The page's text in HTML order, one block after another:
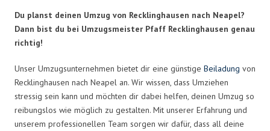
Du planst deinen Umzug von Recklinghausen nach Neapel?
Dann bist du bei Umzugsmeister Pfaff Recklinghausen genau
richtig!
Unser Umzugsunternehmen bietet dir eine günstige Beiladung von
Recklinghausen nach Neapel an. Wir wissen, dass Umziehen
stressig sein kann und möchten dir dabei helfen, deinen Umzug so
reibungslos wie möglich zu gestalten. Mit unserer Erfahrung und
unserem professionellen Team sorgen wir dafür, dass all deine